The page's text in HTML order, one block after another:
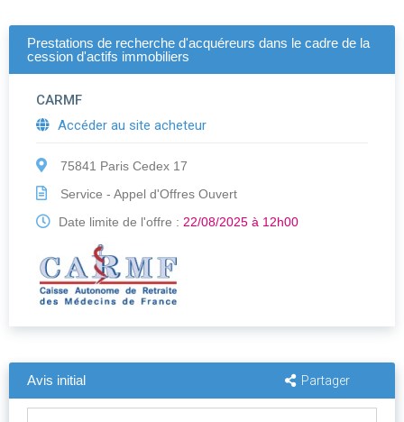
Prestations de recherche d'acquéreurs dans le cadre de la
cession d'actifs immobiliers
CARMF
Accéder au site acheteur
75841 Paris Cedex 17
Service - Appel d'Offres Ouvert
Date limite de l'offre : 22/08/2025 à 12h00
Avis initial Partager